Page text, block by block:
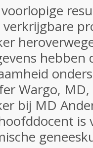
hebben
Wargo, MD,
bij MD
is